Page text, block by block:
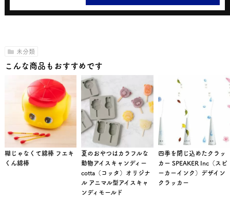
未分類
こんな商品もおすすめです
糊じゃなくて綿棒 フエキ
くん綿棒
夏のおやつはカラフルな
動物アイスキャンディー
cotta（コッタ）オリジナ
ル アニマル型アイスキャ
ンディモールド
四季を閉じ込めたクラッ
カー SPEAKER Inc（スピ
ーカーインク）デザイン
クラッカー